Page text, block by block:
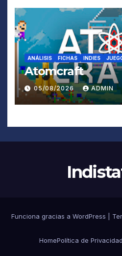
ANÁLISIS FICHAS INDIES
Atomcraft
05/08/2026 ADMIN
Funciona gracias a WordPress
HomePolítica de